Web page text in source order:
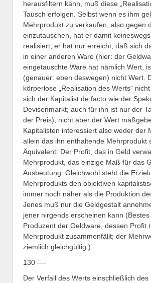
herausfiltern kann, muß diese
Tausch erfolgen. Selbst wenn es ihm
Mehrprodukt zu verkaufen, also gegen
einzutauschen, hat er damit
realisiert; er hat nur erreicht, daß sich
in einer anderen Ware (hier: der
eingetauschte Ware hat nämlich Wert,
(genauer: eben deswegen) nicht Wert.
körperlose „Realisation des Werts“
sich der Kapitalist de facto wie der
Devisenmarkt; auch für ihn ist nur der
der Preis), nicht aber der Wert
Kapitalisten interessiert also weder der
allein das ihn enthaltende Mehrprodukt
Äquivalent: Der Profit, das in Geld
Mehrprodukt, das einzige Maß für das
Ausbeutung. Gleichwohl steht die
Mehrprodukts den objektiven
immer noch näher als die Produktion
Jenes muß nur die Geldgestalt
jener nirgends erscheinen kann
Produzent der Geldware, dessen Profit
Mehrprodukt zusammenfällt; der
ziemlich gleichgültig.)
130 —-
Der Verfall des Werts einschließlich